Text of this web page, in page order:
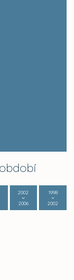
2002
2006
1998
2002